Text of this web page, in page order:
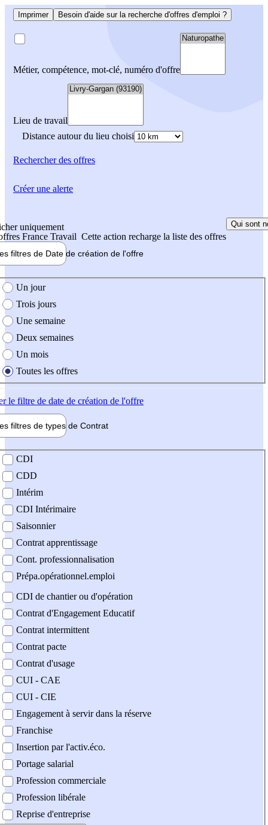
Imprimer Besoin d'aide sur la recherche d'offres d'emploi ?
Métier, compétence, mot-clé, numéro d'offre
Lieu de travail
Distance autour du lieu choisi
Rechercherdes offres
uniquement
France Travail Cette action recharge la liste des offres
Qui sont
filtres de Date de création de l'offre
création de l'offre
Un jour
Trois jours
Une semaine
Deux semaines
Un mois
Toutes les offres
le filtre de date de création de l'offre
filtres de types de Contrat
contrat
CDI
CDD
Intérim
CDI Intérimaire
Saisonnier
Contrat apprentissage
Cont. professionnalisation
Prépa.opérationnel.emploi
CDI de chantier ou d'opération
Contrat d'Engagement Educatif
Contrat intermittent
Contrat pacte
Contrat d'usage
CUI - CAE
CUI - CIE
Engagement à servir dans la réserve
Franchise
Insertion par l'activ.éco.
Portage salarial
Profession commerciale
Profession libérale
Reprise d'entreprise
Créer une alerte